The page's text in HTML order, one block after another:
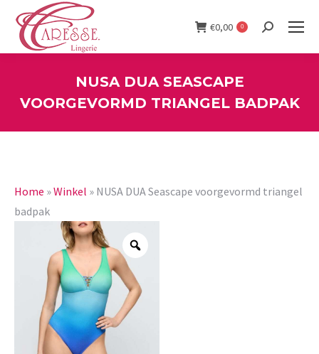
€0,00 0 Search:
NUSA DUA SEASCAPE
VOORGEVORMD TRIANGEL BADPAK
Home »Winkel » NUSA DUA Seascape voorgevormd triangel
badpak